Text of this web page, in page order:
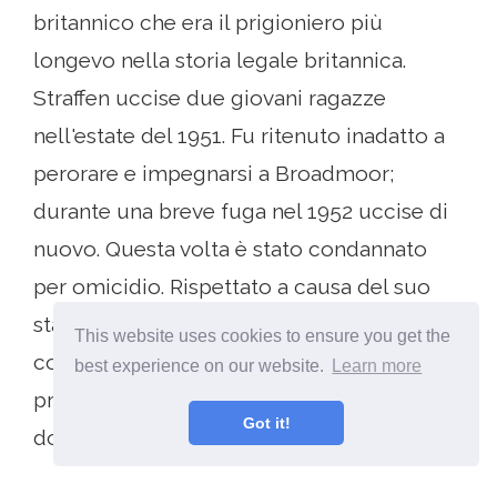
This website uses cookies to ensure you get the
best experience on our website.
Learn more
Got it!
britannico che era il prigioniero più
longevo nella storia legale britannica.
Straffen uccise due giovani ragazze
nell'estate del 1951. Fu ritenuto inadatto a
perorare e impegnarsi a Broadmoor;
durante una breve fuga nel 1952 uccise di
nuovo. Questa volta è stato condannato
per omicidio. Rispettato a causa del suo
stato mentale, la sua condanna è stata
commutata in ergastolo ed è rimasto in
prigione fino alla sua morte più di 50 anni
dopo.